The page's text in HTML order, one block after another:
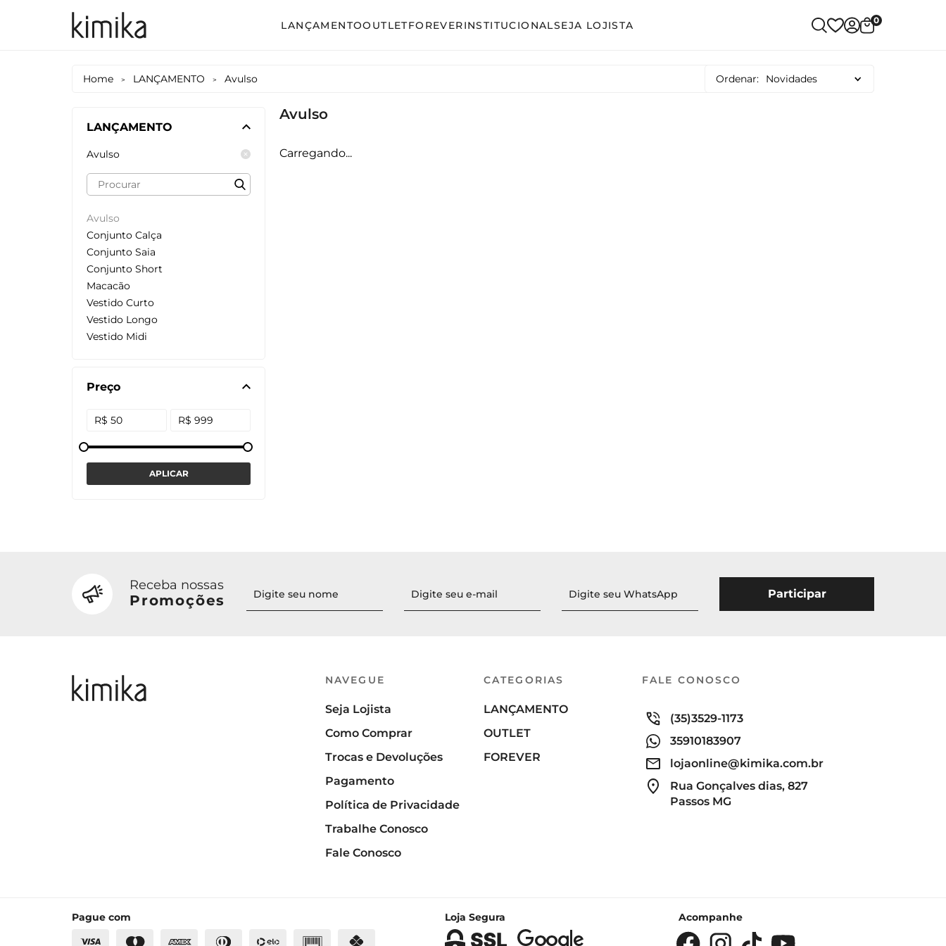
LANÇAMENTO
Conjunto Saia
OUTLETFOREVERINSTITUCIONALSEJA LOJISTA 0
Home > LANÇAMENTO > Avulso Ordenar: Novidades
LANÇAMENTO
Avulso
Avulso
Conjunto Calça
Conjunto Saia
Conjunto Short
Macacão
Vestido Curto
Vestido Longo
Vestido Midi
Preço
Avulso
Carregando...
Receba nossas
Promoções
NAVEGUE
Seja Lojista
Como Comprar
Trocas e Devoluções
Pagamento
Política de Privacidade
Trabalhe Conosco
Fale Conosco
CATEGORIAS
LANÇAMENTO
OUTLET
FOREVER
FALE CONOSCO
(35)3529-1173
35910183907
lojaonline@kimika.com.br
Rua Gonçalves dias, 827
Passos MG
Pague com Loja Segura Acompanhe